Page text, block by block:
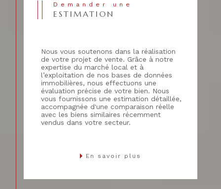
Demander une
ESTIMATION
Nous vous soutenons dans la réalisation
de votre projet de vente. Grâce à notre
expertise du marché local et à
l’exploitation de nos bases de données
immobilières, nous effectuons une
évaluation précise de votre bien. Nous
vous fournissons une estimation détaillée,
accompagnée d'une comparaison réelle
avec les biens similaires récemment
vendus dans votre secteur.
En savoir plus